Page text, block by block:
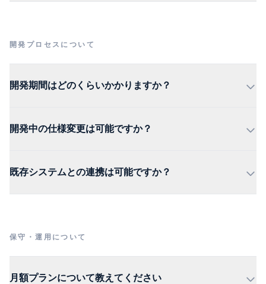
開発プロセスについて
開発期間はどのくらいかかりますか？
開発中の仕様変更は可能ですか？
既存システムとの連携は可能ですか？
保守・運用について
月額プランについて教えてください